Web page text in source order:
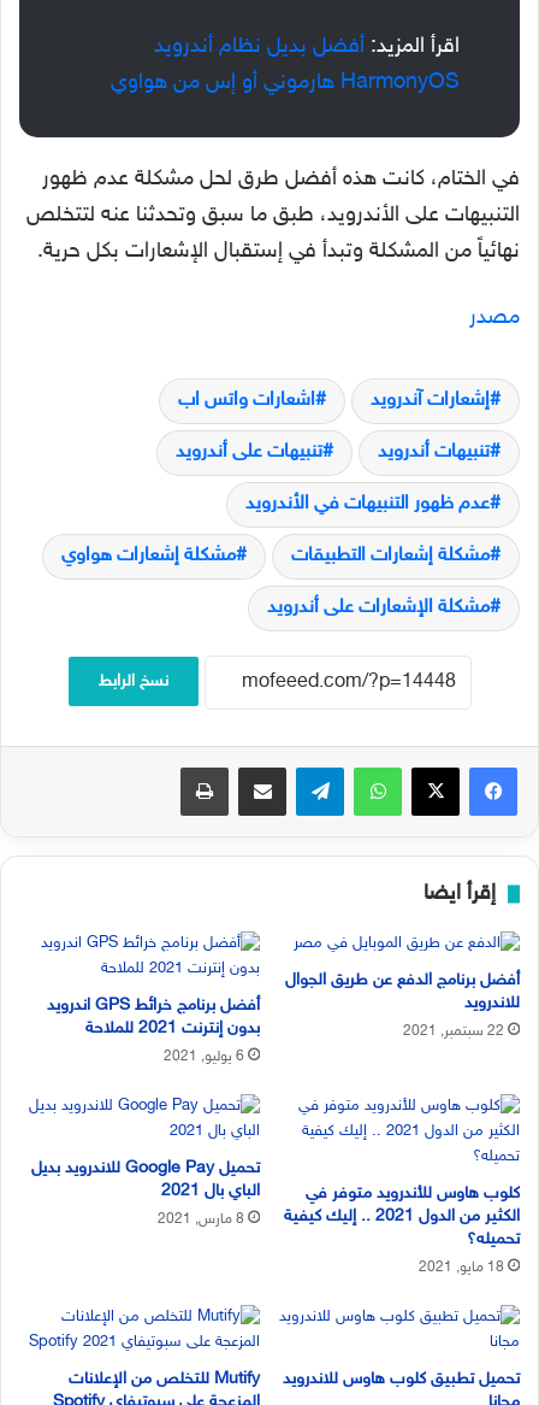
اقرأ المزيد: أفضل بديل نظام أندرويد
HarmonyOS هارموني أو إس من هواوي
في الختام، كانت هذه أفضل طرق لحل مشكلة عدم ظهور
التنبيهات على الأندرويد، طبق ما سبق وتحدثنا عنه لتتخلص
نهائياً من المشكلة وتبدأ في إستقبال الإشعارات بكل حرية.
مصدر
إشعارات آندرويد اشعارات واتس اب
تنبيهات أندرويد تنبيهات على أندرويد
عدم ظهور التنبيهات في الأندرويد
مشكلة إشعارات التطبيقات مشكلة إشعارات هواوي
مشكلة الإشعارات على أندرويد
نسخ الرابط
فيسبوك‫X واتساب تيلقرام مشاركة عبر البريد طباعة
إقرأ ايضا
أفضل برنامج الدفع عن طريق الجوال
للاندرويد
22 سبتمبر, 2021
أفضل برنامج خرائط GPS اندرويد
بدون إنترنت 2021 للملاحة
6 يوليو, 2021
كلوب هاوس للأندرويد متوفر في
الكثير من الدول 2021 .. إليك كيفية
تحميله؟
18 مايو, 2021
تحميل Google Pay للاندرويد بديل
الباي بال 2021
8 مارس, 2021
تحميل تطبيق كلوب هاوس للاندرويد
Mutify للتخلص من الإعلانات